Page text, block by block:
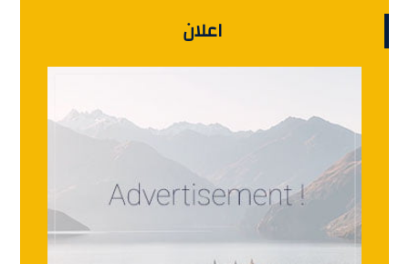
اعلان